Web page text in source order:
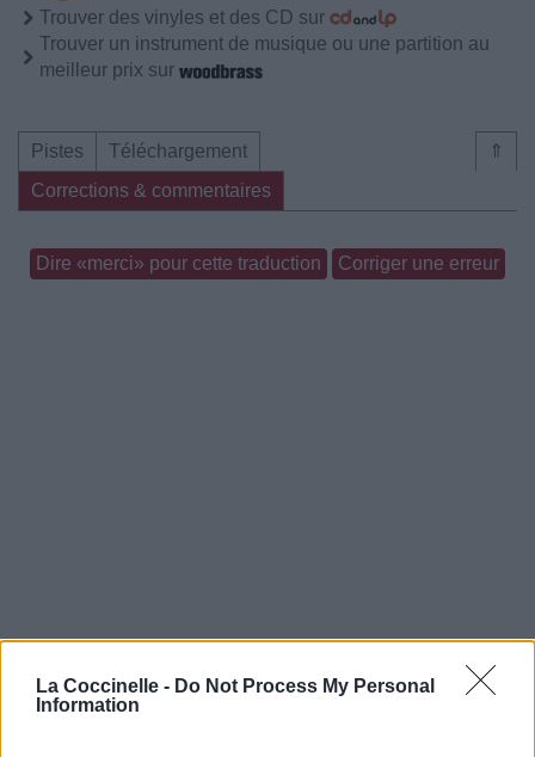
La Coccinelle - Do Not Process My Personal
Information
Trouver des vinyles et des CD sur
Trouver un instrument de musique ou une partition au
meilleur prix sur
⇑
Pistes
Téléchargement
Corrections & commentaires
Dire «merci» pour cette traduction Corriger une erreur